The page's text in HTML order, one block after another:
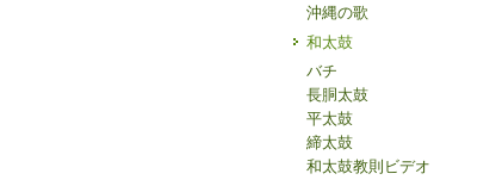
沖縄の歌
和太鼓
バチ
長胴太鼓
平太鼓
締太鼓
和太鼓教則ビデオ